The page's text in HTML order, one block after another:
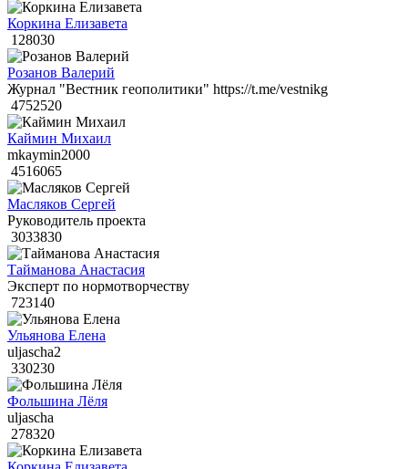
Коркина Елизавета
128030
Розанов Валерий
Журнал "Вестник геополитики" https://t.me/vestnikg
4752520
Каймин Михаил
mkaymin2000
4516065
Масляков Сергей
Руководитель проекта
3033830
Тайманова Анастасия
Эксперт по нормотворчеству
723140
Ульянова Елена
uljascha2
330230
Фольшина Лёля
uljascha
278320